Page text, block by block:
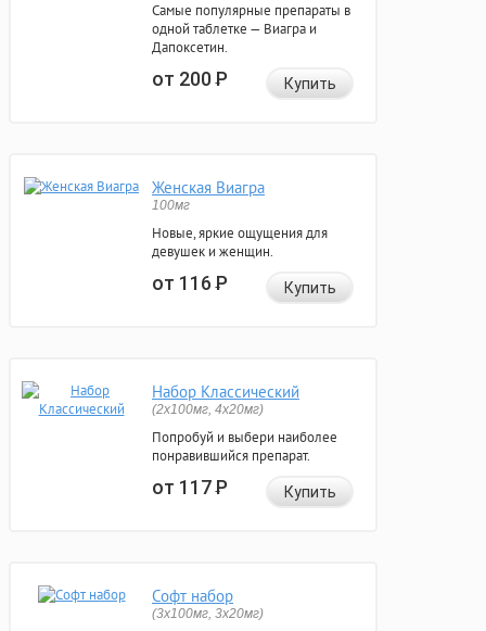
Самые популярные препараты в
одной таблетке — Виагра и
Дапоксетин.
от 200Р Купить
Женская Виагра
100мг
Новые, яркие ощущения для
девушек и женщин.
от 116Р Купить
Набор Классический
(2x100мг, 4x20мг)
Попробуй и выбери наиболее
понравившийся препарат.
от 117Р Купить
Софт набор
(3x100мг, 3x20мг)